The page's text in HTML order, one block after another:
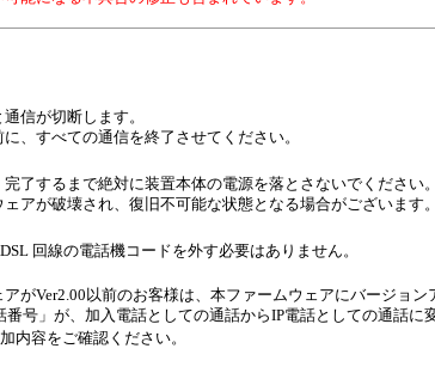
信が切断します。
、すべての通信を終了させてください。
了するまで絶対に装置本体の電源を落とさないでください
アが破壊され、復旧不可能な状態となる場合がございます。
回線の電話機コードを外す必要はありません。
がVer2.00以前のお客様は、本ファームウェアにバージョン
号」が、加入電話としての通話からIP電話としての通話に
内容をご確認ください。